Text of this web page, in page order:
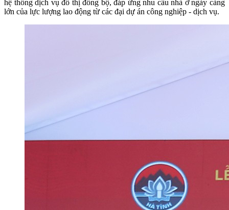
hệ thống dịch vụ đô thị đồng bộ, đáp ứng nhu cầu nhà ở ngày càng
lớn của lực lượng lao động từ các đại dự án công nghiệp - dịch vụ.